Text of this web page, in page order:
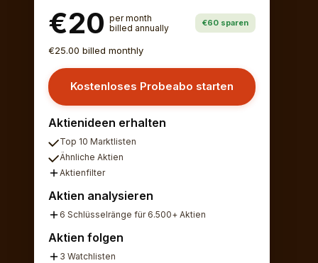
€20 per month
billed annually
€60 sparen
€25.00 billed monthly
Kostenloses Probeabo starten
Aktienideen erhalten
Top 10 Marktlisten
Ähnliche Aktien
Aktienfilter
Aktien analysieren
6 Schlüsselränge für 6.500+ Aktien
Aktien folgen
3 Watchlisten